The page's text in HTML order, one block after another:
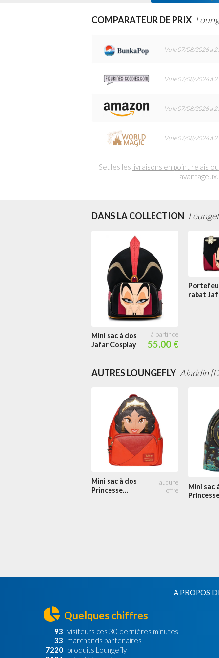
COMPARATEUR DE PRIX
Vu le 07/08/2026 à
Vu le 07/08/2026 à
Vu le 07/08/2026 à
Vu le 07/08/2026 à
Seules les livraisons en point relais
DANS LA COLLECTION
Mini sac à dos
Jafar Cosplay
55.00 €
rabat
AUTRES LOUNGEFLY Aladdin
Mini sac à dos
Princesse
Mini sac
Princesse
A PROPOS
Quelques chiffres
93 visiteurs ces 30 dernières minutes
33
marchands partenaires
7220 produits Loungefly